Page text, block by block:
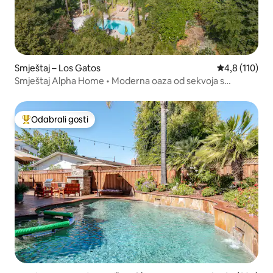
Smještaj – Los Gatos Prosječna
4,8 (110)
Smještaj Alpha Home • Moderna oaza od sekvoja s
Među najviše rangiranima s oznakom „Odabrali gosti”
Odabrali gosti